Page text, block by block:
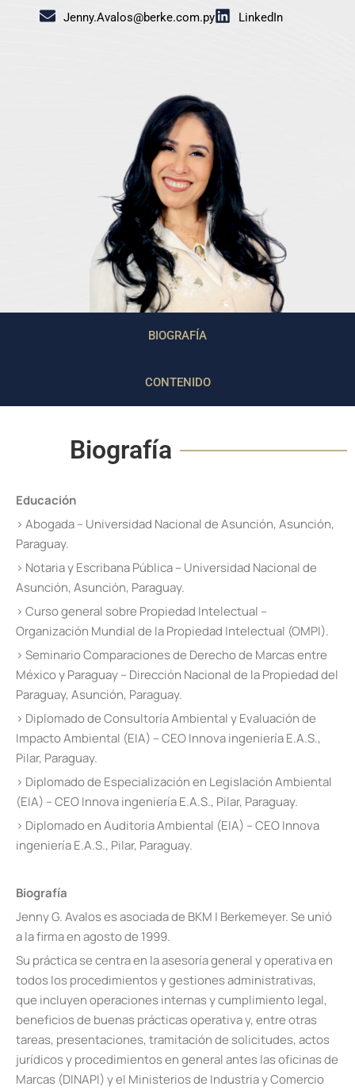
Jenny.Avalos@berke.com.py LinkedIn
BIOGRAFÍA
CONTENIDO
Biografía
Educación
› Abogada – Universidad Nacional de Asunción, Asunción,
Paraguay.
› Notaria y Escribana Pública – Universidad Nacional de
Asunción, Asunción, Paraguay.
› Curso general sobre Propiedad Intelectual –
Organización Mundial de la Propiedad Intelectual (OMPI).
› Seminario Comparaciones de Derecho de Marcas entre
México y Paraguay – Dirección Nacional de la Propiedad del
Paraguay, Asunción, Paraguay.
› Diplomado de Consultoría Ambiental y Evaluación de
Impacto Ambiental (EIA) – CEO Innova ingeniería E.A.S.,
Pilar, Paraguay.
› Diplomado de Especialización en Legislación Ambiental
(EIA) – CEO Innova ingeniería E.A.S., Pilar, Paraguay.
› Diplomado en Auditoria Ambiental (EIA) – CEO Innova
ingeniería E.A.S., Pilar, Paraguay.
Biografía
Jenny G. Avalos es asociada de BKM | Berkemeyer. Se unió
a la firma en agosto de 1999.
Su práctica se centra en la asesoría general y operativa en
todos los procedimientos y gestiones administrativas,
que incluyen operaciones internas y cumplimiento legal,
beneficios de buenas prácticas operativa y, entre otras
tareas, presentaciones, tramitación de solicitudes, actos
jurídicos y procedimientos en general antes las oficinas de
Marcas (DINAPI) y el Ministerios de Industria y Comercio